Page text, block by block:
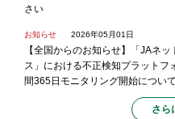
さい
お知らせ 2026年05月01日
【全国からのお知らせ】「JAネ
ス」における不正検知プラット
間365日モニタリング開始について
さら